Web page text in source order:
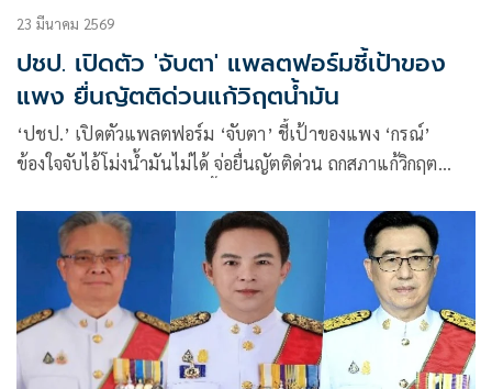
23 มีนาคม 2569
ปชป. เปิดตัว 'จับตา' แพลตฟอร์มชี้เป้าของ
แพง ยื่นญัตติด่วนแก้วิฤตน้ำมัน
‘ปชป.’ เปิดตัวแพลตฟอร์ม ‘จับตา’ ชี้เป้าของแพง ‘กรณ์’
ข้องใจจับไอ้โม่งน้ำมันไม่ได้ จ่อยื่นญัตติด่วน ถกสภาแก้วิกฤต